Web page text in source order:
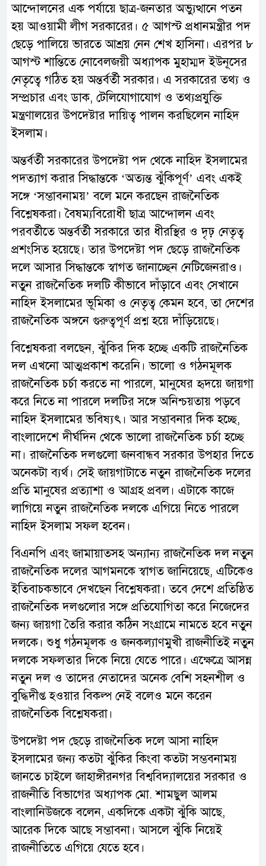
আন্দোলনের এক পর্যায়ে ছাত্র-জনতার অভ্যুত্থানে পতন
হয় আওয়ামী লীগ সরকারের। ৫ আগস্ট প্রধানমন্ত্রীর পদ
ছেড়ে পালিয়ে ভারতে আশ্রয় নেন শেখ হাসিনা। এরপর ৮
আগস্ট শান্তিতে নোবেলজয়ী অধ্যাপক মুহাম্মদ ইউনূসের
নেতৃত্বে গঠিত হয় অন্তর্বর্তী সরকার। এ সরকারের তথ্য ও
সম্প্রচার এবং ডাক, টেলিযোগাযোগ ও তথ্যপ্রযুক্তি
মন্ত্রণালয়ের উপদেষ্টার দায়িত্ব পালন করছিলেন নাহিদ
ইসলাম।
অন্তর্বর্তী সরকারের উপদেষ্টা পদ থেকে নাহিদ ইসলামের
পদত্যাগ করার সিদ্ধান্তকে ‘অত্যন্ত ঝুঁকিপূর্ণ’ এবং একই
সঙ্গে ‘সম্ভাবনাময়’ বলে মনে করছেন রাজনৈতিক
বিশ্লেষকরা। বৈষম্যবিরোধী ছাত্র আন্দোলন এবং
পরবর্তীতে অন্তর্বর্তী সরকারে তার ধীরস্থির ও দৃঢ় নেতৃত্ব
প্রশংসিত হয়েছে। তার উপদেষ্টা পদ ছেড়ে রাজনৈতিক
দলে আসার সিদ্ধান্তকে স্বাগত জানাচ্ছেন নেটিজেনরাও।
নতুন রাজনৈতিক দলটি কীভাবে দাঁড়াবে এবং সেখানে
নাহিদ ইসলামের ভূমিকা ও নেতৃত্ব কেমন হবে, তা দেশের
রাজনৈতিক অঙ্গনে গুরুত্বপূর্ণ প্রশ্ন হয়ে দাঁড়িয়েছে।
বিশ্লেষকরা বলছেন, ঝুঁকির দিক হচ্ছে একটি রাজনৈতিক
দল এখনো আত্মপ্রকাশ করেনি। ভালো ও গঠনমূলক
রাজনৈতিক চর্চা করতে না পারলে, মানুষের হৃদয়ে জায়গা
করে নিতে না পারলে দলটির সঙ্গে অনিশ্চয়তায় পড়বে
নাহিদ ইসলামের ভবিষ্যৎ। আর সম্ভাবনার দিক হচ্ছে,
বাংলাদেশে দীর্ঘদিন থেকে ভালো রাজনৈতিক চর্চা হচ্ছে
না। রাজনৈতিক দলগুলো জনবান্ধব সরকার উপহার দিতে
অনেকটা ব্যর্থ। সেই জায়গাটাতে নতুন রাজনৈতিক দলের
প্রতি মানুষের প্রত্যাশা ও আগ্রহ প্রবল। এটাকে কাজে
লাগিয়ে নতুন রাজনৈতিক দলকে এগিয়ে নিতে পারলে
নাহিদ ইসলাম সফল হবেন।
বিএনপি এবং জামায়াতসহ অন্যান্য রাজনৈতিক দল নতুন
রাজনৈতিক দলের আগমনকে স্বাগত জানিয়েছে, এটিকেও
ইতিবাচকভাবে দেখছেন বিশ্লেষকরা। তবে দেশে প্রতিষ্ঠিত
রাজনৈতিক দলগুলোর সঙ্গে প্রতিযোগিতা করে নিজেদের
জন্য জায়গা তৈরি করার কঠিন সংগ্রামে নামতে হবে নতুন
দলকে। শুধু গঠনমূলক ও জনকল্যাণমুখী রাজনীতিই নতুন
দলকে সফলতার দিকে নিয়ে যেতে পারে। এক্ষেত্রে আসন্ন
নতুন দল ও তাদের নেতাদের অনেক বেশি সহনশীল ও
বুদ্ধিদীপ্ত হওয়ার বিকল্প নেই বলেও মনে করেন
রাজনৈতিক বিশ্লেষকরা।
উপদেষ্টা পদ ছেড়ে রাজনৈতিক দলে আসা নাহিদ
ইসলামের জন্য কতটা ঝুঁকির কিংবা কতটা সম্ভবনাময়
জানতে চাইলে জাহাঙ্গীরনগর বিশ্ববিদ্যালয়ের সরকার ও
রাজনীতি বিভাগের অধ্যাপক মো. শামছুল আলম
বাংলানিউজকে বলেন, একদিকে একটা ঝুঁকি আছে,
আরেক দিকে আছে সম্ভাবনা। আসলে ঝুঁকি নিয়েই
রাজনীতিতে এগিয়ে যেতে হবে।